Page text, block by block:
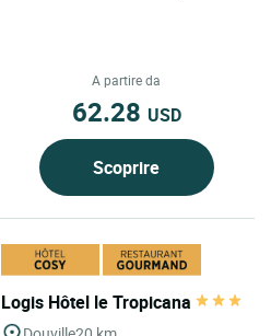
A partire da
62.28 USD
Scoprire
Logis Hôtel le Tropicana